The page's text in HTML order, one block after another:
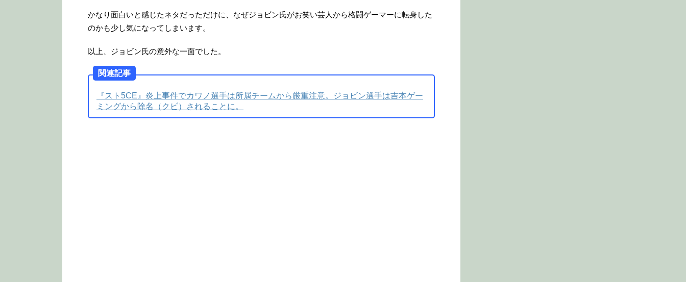
かなり面白いと感じたネタだっただけに、なぜジョビン氏がお笑い芸人から格闘ゲーマーに転身した
のかも少し気になってしまいます。
以上、ジョビン氏の意外な一面でした。
関連記事
『スト5CE』炎上事件でカワノ選手は所属チームから厳重注意。ジョビン選手は吉本ゲー
ミングから除名（クビ）されることに。